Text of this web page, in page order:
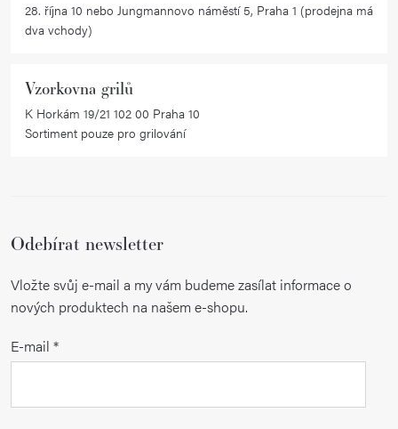
28. října 10 nebo Jungmannovo náměstí 5, Praha 1 (prodejna má
dva vchody)
Vzorkovna grilů
K Horkám 19/21 102 00 Praha 10
Sortiment pouze pro grilování
Odebírat newsletter
Vložte svůj e-mail a my vám budeme zasílat informace o
nových produktech na našem e-shopu.
E-mail